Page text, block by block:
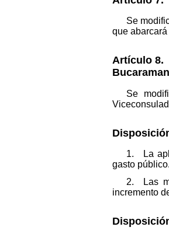
Se
que
Artículo 8.
Se
1. La
gasto público.
2. Las
incremento